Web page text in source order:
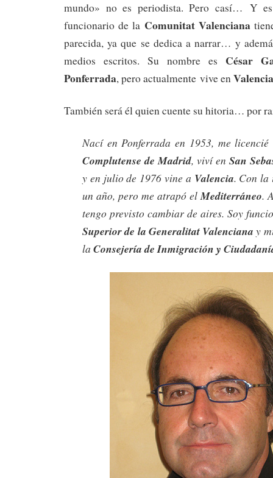
mundo» no es periodista. Pero casí… Y
funcionario de la Comunitat Valenciana
parecida, ya que se dedica a narrar… y
medios escritos. Su nombre es César
Ponferrada, pero actualmente vive enValencia
También será él quien cuente su hitoria… por
Nací en Ponferrada en 1953, me
Complutense de Madrid, viví en San
y en julio de 1976 vine a Valencia. Con la
un año, pero me atrapó elMediterráneo.
tengo previsto cambiar de aires. Soy
Superior de la Generalitat Valenciana y
la Consejería de Inmigración y